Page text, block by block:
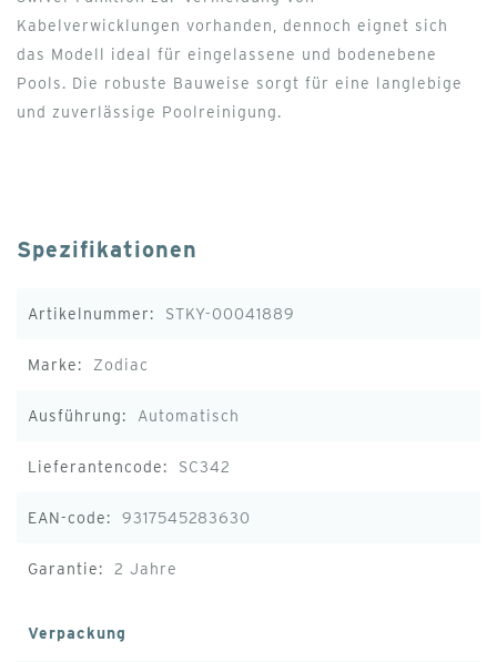
Kabelverwicklungen vorhanden, dennoch eignet sich
das Modell ideal für eingelassene und bodenebene
Pools. Die robuste Bauweise sorgt für eine langlebige
und zuverlässige Poolreinigung.
Spezifikationen
STKY-00041889
Zodiac
Automatisch
SC342
9317545283630
2 Jahre
Verpackung